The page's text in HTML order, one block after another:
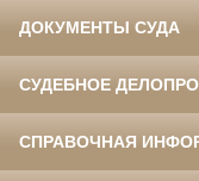
ДОКУМЕНТЫ СУДА
СУДЕБНОЕ
СПРАВОЧНАЯ